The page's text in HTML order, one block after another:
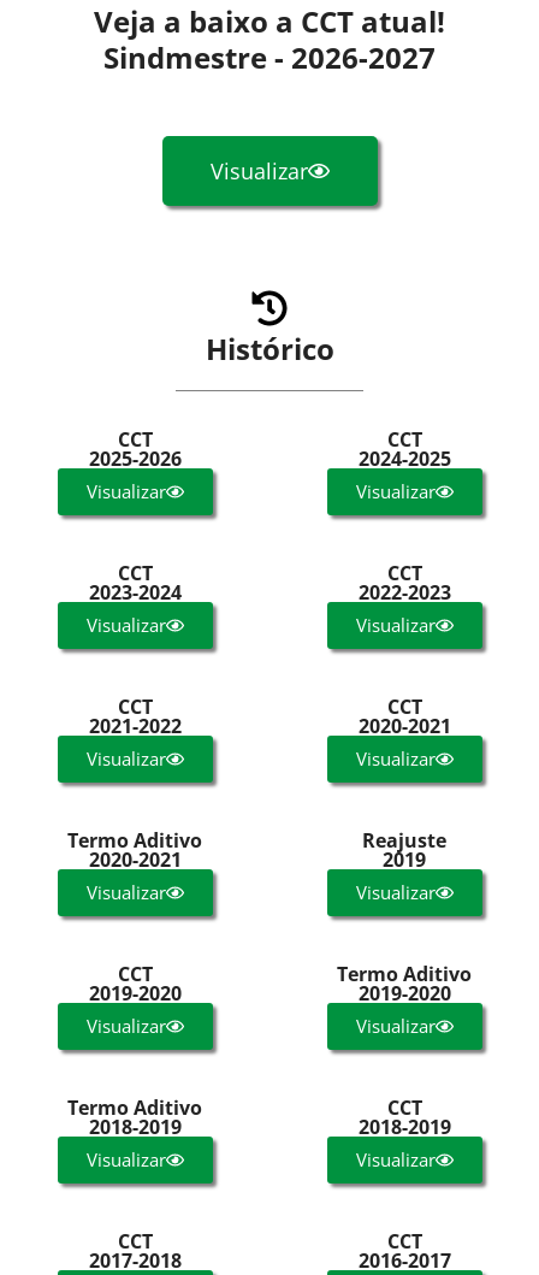
Veja a baixo a CCT atual!
Sindmestre - 2026-2027
Visualizar
Histórico
CCT
2025-2026
Visualizar
CCT
2024-2025
Visualizar
CCT
2023-2024
Visualizar
CCT
2022-2023
Visualizar
CCT
2021-2022
Visualizar
CCT
2020-2021
Visualizar
Termo Aditivo
2020-2021
Visualizar
Reajuste
2019
Visualizar
CCT
2019-2020
Visualizar
Termo Aditivo
2019-2020
Visualizar
Termo Aditivo
2018-2019
Visualizar
CCT
2018-2019
Visualizar
CCT
2017-2018
CCT
2016-2017